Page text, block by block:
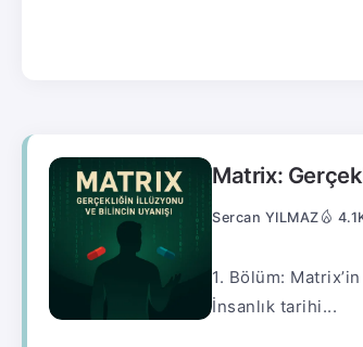
Matrix:
Sercan YILMAZ
1. Bölüm:
İnsanlık tarihi...